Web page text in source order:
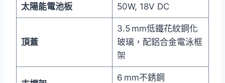
太陽能電池板 50W, 18V DC
頂蓋
3.5 mm低鐵花紋鋼化
玻璃，配鋁合金電泳框
架
6 mm不銹鋼